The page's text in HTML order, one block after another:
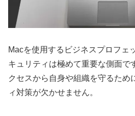
Macを使用するビジネスプロフェ
キュリティは極めて重要な側面で
クセスから自身や組織を守るため
ィ対策が欠かせません。